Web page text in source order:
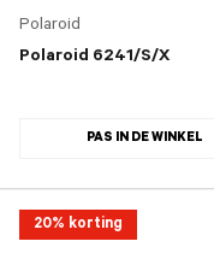
Polaroid
Polaroid 6241/S/X
PAS IN DE WINKEL
20% korting